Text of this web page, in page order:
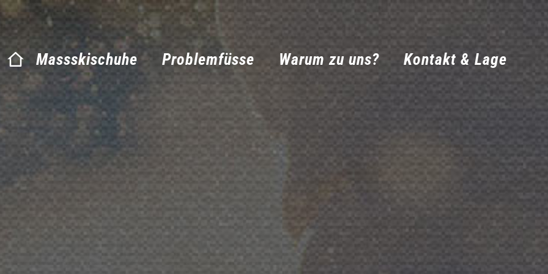
Massskischuhe Problemfüsse Warum zu uns? Kontakt & Lage